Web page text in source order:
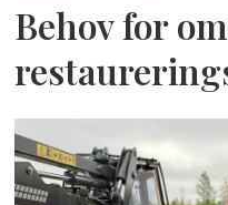
Behov for